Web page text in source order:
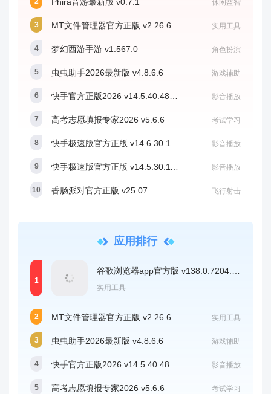
Phira音游最新版 v0.7.1 休闲益智
MT文件管理器官方正版 v2.26.6 实用工具
梦幻西游手游 v1.567.0 角色扮演
虫虫助手2026最新版 v4.8.6.6 游戏辅助
快手官方正版2026 v14.5.40.48806 影音播放
高考志愿填报专家2026 v5.6.6 考试学习
快手极速版官方正版 v14.6.30.11710 影音播放
快手极速版官方正版 v14.5.30.11584 影音播放
香肠派对官方正版 v25.07 飞行射击
应用排行
谷歌浏览器app官方版 v138.0.7204.180
实用工具
MT文件管理器官方正版 v2.26.6 实用工具
虫虫助手2026最新版 v4.8.6.6 游戏辅助
快手官方正版2026 v14.5.40.48806 影音播放
高考志愿填报专家2026 v5.6.6 考试学习